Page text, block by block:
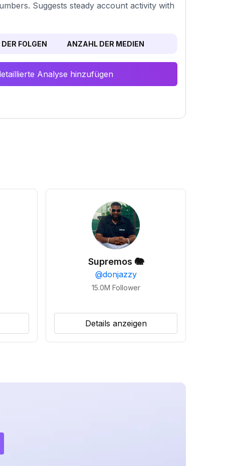
Suggests steady account activity with
FOLGEN ANZAHL DER MEDIEN
Analyse hinzufügen
Supremos 🐘
@donjazzy
15.0M Follower
Details anzeigen